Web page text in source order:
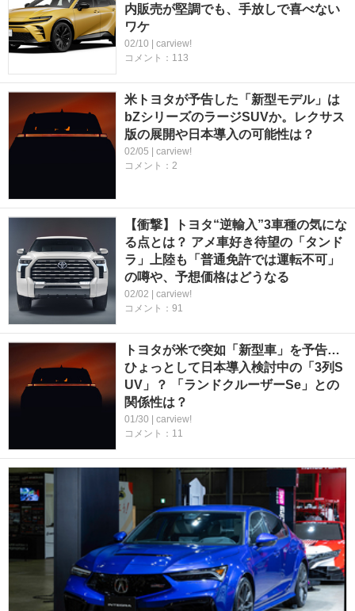
内販売が堅調でも、手放しで喜べない
ワケ
02/10 | carview!
コメント：113
米トヨタが予告した「新型モデル」は
bZシリーズのラージSUVか。レクサス
版の展開や日本導入の可能性は？
02/05 | carview!
コメント：2
【衝撃】トヨタ“逆輸入”3車種の気にな
る点とは？ アメ車好き待望の「タンド
ラ」上陸も「普通免許では運転不可」
の噂や、予想価格はどうなる
02/02 | carview!
コメント：91
トヨタが米で突如「新型車」を予告…
ひょっとして日本導入検討中の「3列S
UV」？ 「ランドクルーザーSe」との
関係性は？
01/30 | carview!
コメント：11